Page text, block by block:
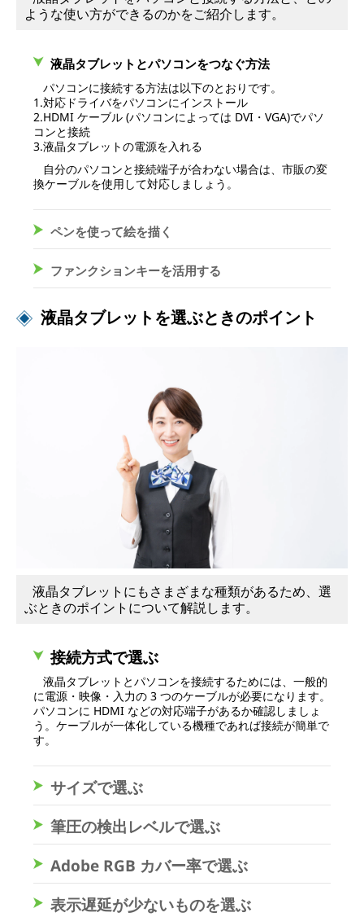
ような使い方ができるのかをご紹介します。
液晶タブレットとパソコンをつなぐ方法
パソコンに接続する方法は以下のとおりです。
1.対応ドライバをパソコンにインストール
2.HDMI ケーブル (パソコンによっては DVI・VGA)でパソ
コンと接続
3.液晶タブレットの電源を入れる
自分のパソコンと接続端子が合わない場合は、市販の変
換ケーブルを使用して対応しましょう。
ペンを使って絵を描く
ファンクションキーを活用する
液晶タブレットを選ぶときのポイント
液晶タブレットにもさまざまな種類があるため、選
ぶときのポイントについて解説します。
接続方式で選ぶ
液晶タブレットとパソコンを接続するためには、一般的
に電源・映像・入力の 3 つのケーブルが必要になります。
パソコンに HDMI などの対応端子があるか確認しましょ
う。ケーブルが一体化している機種であれば接続が簡単で
す。
サイズで選ぶ
筆圧の検出レベルで選ぶ
Adobe RGB カバー率で選ぶ
表示遅延が少ないものを選ぶ